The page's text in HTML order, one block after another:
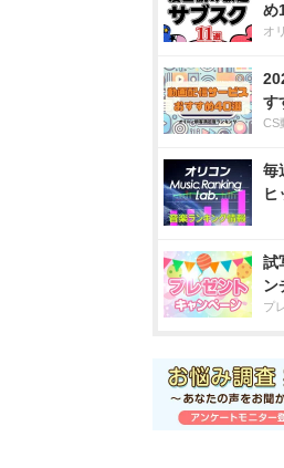
め
オ
す
CS
毎
ヒ
試
ン
プ